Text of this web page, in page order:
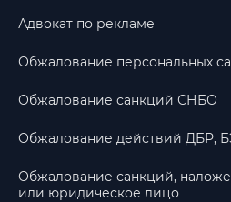
Адвокат по рекламе
Обжалование персональных
Обжалование санкций СНБО
Обжалование действий ДБР,
Обжалование санкций,
или юридическое лицо